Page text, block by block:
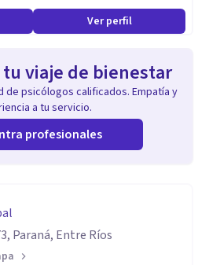
Ver perfil
viaje de bienestar
de psicólogos calificados. Empatía y
a tu servicio.
profesionales
Paraná, Entre Ríos